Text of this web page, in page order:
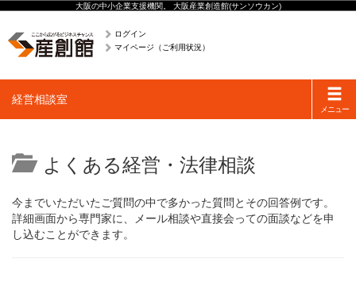
大阪の中小企業支援機関。 大阪産業創造館(サンソウカン)
ログイン
マイページ（ご利用状況）
Toggle
メニュー
経営相談室
よくある経営・法律相談
今までいただいたご質問の中で多かった質問とその回答例です。
詳細画面から専門家に、メール相談や直接会っての面談などを申
し込むことができます。